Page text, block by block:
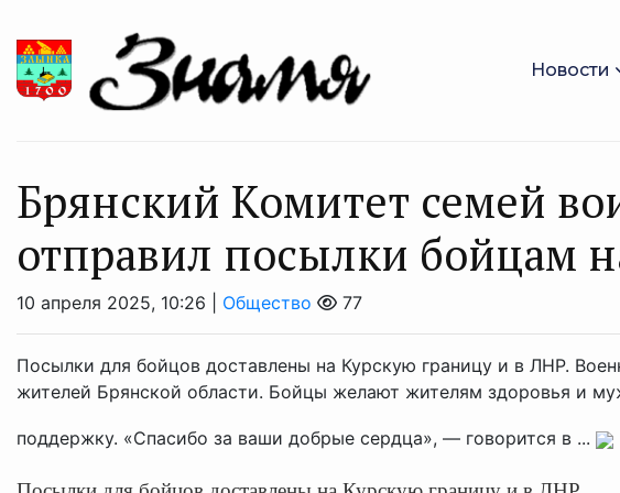
Новости
Брянский Комитет семей
отправил посылки бойцам
10 апреля 2025, 10:26 | Общество 77
Посылки для бойцов доставлены на Курскую границу и в ЛНР.
жителей Брянской области. Бойцы желают жителям здоровья и
поддержку. «Спасибо за ваши добрые сердца», — говорится в ...